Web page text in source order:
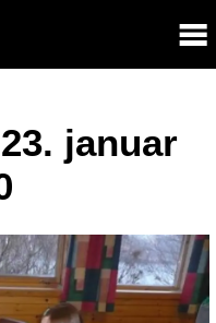
januar